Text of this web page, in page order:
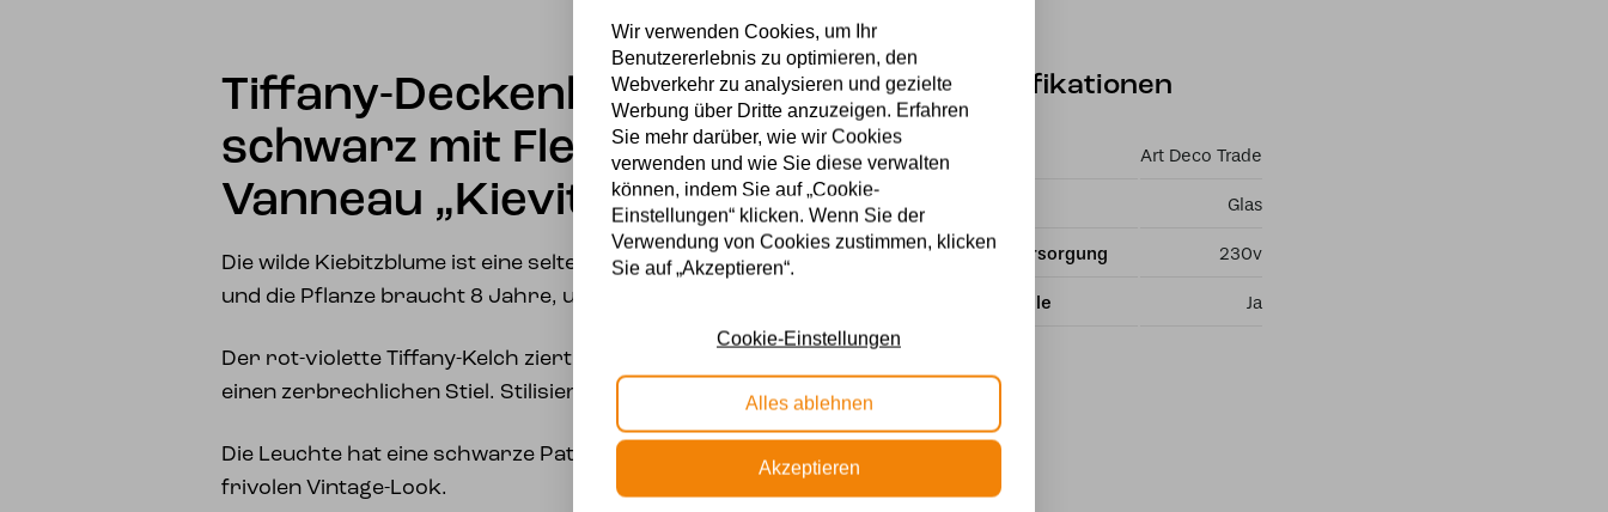
Tiffany-Deckenlampe
schwarz mit Fleur de
Vanneau „Kievitsbloem“
Die wilde Kiebitzblume ist eine seltene Zwiebelpflanze
und die Pflanze braucht 8 Jahre, um zu blühen.
Der rot-violette Tiffany-Kelch ziert im Licht der Sonne
einen zerbrechlichen Stiel. Stilisiert und attraktiv.
Die Leuchte hat eine schwarze Patina und einen
frivolen Vintage-Look.
Spezifikationen
Art Deco Trade
Glas
Stromversorgung 230v
Lichtquelle Ja
Wir verwenden Cookies, um Ihr
Benutzererlebnis zu optimieren, den
Webverkehr zu analysieren und gezielte
Werbung über Dritte anzuzeigen. Erfahren
Sie mehr darüber, wie wir Cookies
verwenden und wie Sie diese verwalten
können, indem Sie auf „Cookie-
Einstellungen“ klicken. Wenn Sie der
Verwendung von Cookies zustimmen, klicken
Sie auf „Akzeptieren“.
Cookie-Einstellungen
Alles ablehnen
Akzeptieren